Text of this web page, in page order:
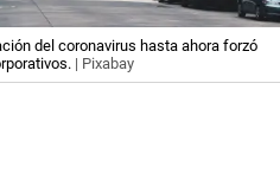
del coronavirus hasta ahora forzó
| Pixabay